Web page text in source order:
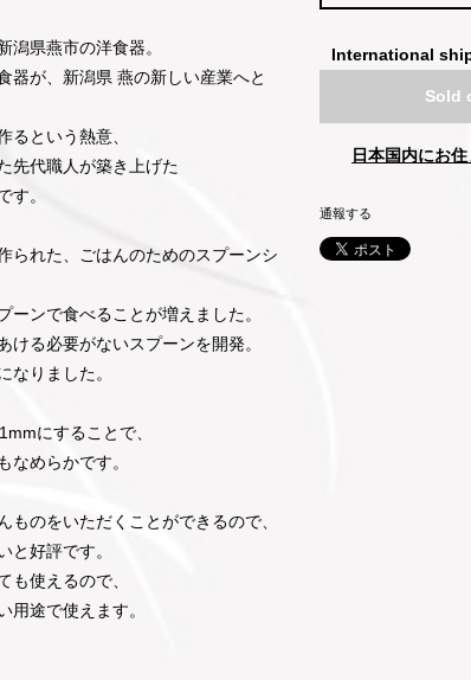
潟県燕市の洋食器。
器が、新潟県 燕の新しい産業へと
るという熱意、
先代職人が築き上げた
す。
られた、ごはんのためのスプーンシ
ンで食べることが増えました。
ける必要がないスプーンを開発。
なりました。
にすることで、
なめらかです。
ものをいただくことができるので、
と好評です。
も使えるので、
用途で使えます。
International
Sold
日本国内にお
通報する